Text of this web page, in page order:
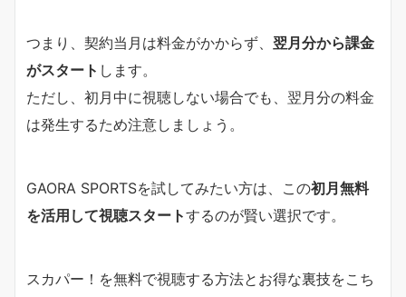
つまり、契約当月は料金がかからず、 翌月分から課金
がスタート します。
ただし、初月中に視聴しない場合でも、翌月分の料金
は発生するため注意しましょう。
GAORA SPORTSを試してみたい方は、この初月無料
を活用して視聴スタートするのが賢い選択です。
スカパー！を無料で視聴する方法とお得な裏技をこち